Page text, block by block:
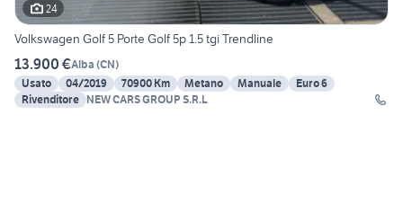
24
Volkswagen Golf 5 Porte Golf 5p 1.5 tgi Trendline
13.900 €Alba (CN)
Usato
04/2019 70900 Km Metano Manuale
Euro 6
Rivenditore NEW CARS GROUP S.R.L